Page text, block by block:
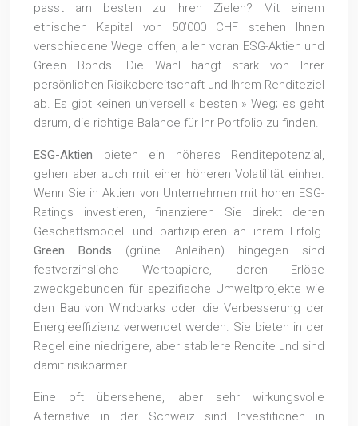
passt am besten zu Ihren Zielen? Mit einem
ethischen Kapital von 50’000 CHF stehen Ihnen
verschiedene Wege offen, allen voran ESG-Aktien und
Green Bonds. Die Wahl hängt stark von Ihrer
persönlichen Risikobereitschaft und Ihrem Renditeziel
ab. Es gibt keinen universell « besten » Weg; es geht
darum, die richtige Balance für Ihr Portfolio zu finden.
ESG-Aktien bieten ein höheres Renditepotenzial,
gehen aber auch mit einer höheren Volatilität einher.
Wenn Sie in Aktien von Unternehmen mit hohen ESG-
Ratings investieren, finanzieren Sie direkt deren
Geschäftsmodell und partizipieren an ihrem Erfolg.
Green Bonds (grüne Anleihen) hingegen sind
festverzinsliche Wertpapiere, deren Erlöse
zweckgebunden für spezifische Umweltprojekte wie
den Bau von Windparks oder die Verbesserung der
Energieeffizienz verwendet werden. Sie bieten in der
Regel eine niedrigere, aber stabilere Rendite und sind
damit risikoärmer.
Eine oft übersehene, aber sehr wirkungsvolle
Alternative in der Schweiz sind Investitionen in